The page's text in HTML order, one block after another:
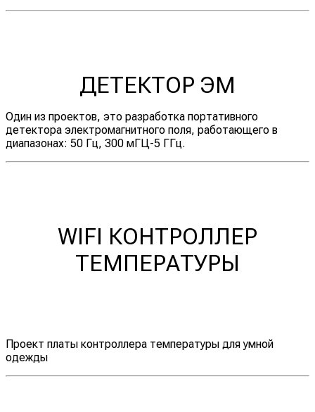
ДЕТЕКТОР ЭМ
Один из проектов, это разработка портативного
детектора электромагнитного поля, работающего в
диапазонах: 50 Гц, 300 мГЦ-5 ГГц.
WIFI КОНТРОЛЛЕР
ТЕМПЕРАТУРЫ
Проект платы контроллера температуры для умной
одежды